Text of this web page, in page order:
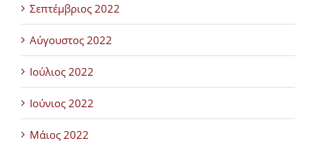
Σεπτέμβριος 2022
Αύγουστος 2022
Ιούλιος 2022
Ιούνιος 2022
Μάιος 2022